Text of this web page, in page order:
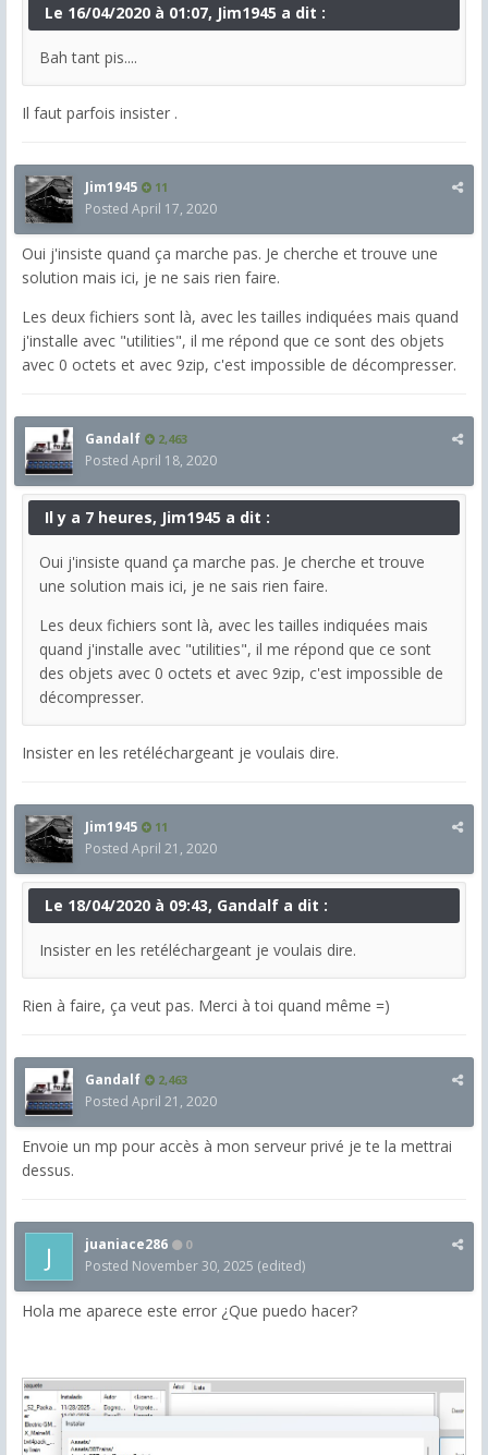
Le 16/04/2020 à 01:07, Jim1945 a dit :
Bah tant pis....
Il faut parfois insister .
Jim1945 11
Posted April 17, 2020
Oui j'insiste quand ça marche pas. Je cherche et trouve une
solution mais ici, je ne sais rien faire.
Les deux fichiers sont là, avec les tailles indiquées mais quand
j'installe avec "utilities", il me répond que ce sont des objets
avec 0 octets et avec 9zip, c'est impossible de décompresser.
Gandalf 2,463
Posted April 18, 2020
Il y a 7 heures, Jim1945 a dit :
Oui j'insiste quand ça marche pas. Je cherche et trouve
une solution mais ici, je ne sais rien faire.
Les deux fichiers sont là, avec les tailles indiquées mais
quand j'installe avec "utilities", il me répond que ce sont
des objets avec 0 octets et avec 9zip, c'est impossible de
décompresser.
Insister en les retéléchargeant je voulais dire.
Jim1945 11
Posted April 21, 2020
Le 18/04/2020 à 09:43, Gandalf a dit :
Insister en les retéléchargeant je voulais dire.
Rien à faire, ça veut pas. Merci à toi quand même =)
Gandalf 2,463
Posted April 21, 2020
Envoie un mp pour accès à mon serveur privé je te la mettrai
dessus.
juaniace286 0
Posted November 30, 2025 (edited)
Hola me aparece este error ¿Que puedo hacer?